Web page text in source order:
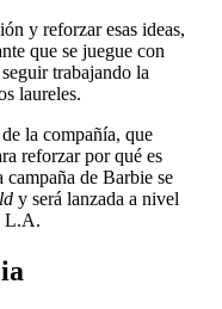
y reforzar esas ideas,
que se juegue con
trabajando la
laureles.
la compañía, que
reforzar por qué es
de Barbie se
y será lanzada a nivel
L.A.